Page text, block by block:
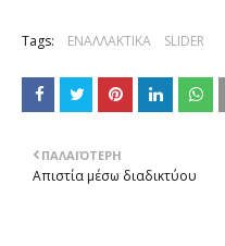
Tags: ΕΝΑΛΛΑΚΤΙΚΑ SLIDER
ΠΑΛΑΙΌΤΕΡΗ
Απιστία μέσω διαδικτύου